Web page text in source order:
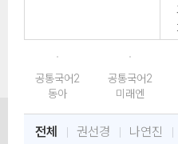
공통국어2
동아
공통국어2
미래엔
전체 권선경 나연진